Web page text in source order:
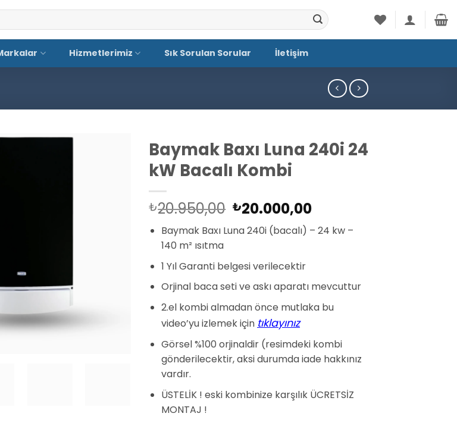
Hizmetlerimiz Sık Sorulan Sorular İletişim
Baymak Baxı Luna 240i 24
kW Bacalı Kombi
₺20.950,00 Orijinal
fiyat:
₺20.950,00.
₺20.000,00Şu
andaki
fiyat:
Baymak Baxı Luna 240i (bacalı) – 24 kw –
140 m² ısıtma
1 Yıl Garanti belgesi verilecektir
Orjinal baca seti ve askı aparatı mevcuttur
2.el kombi almadan önce mutlaka bu
video’yu izlemek için tıklayınız
Görsel %100 orjinaldir (resimdeki kombi
gönderilecektir, aksi durumda iade hakkınız
vardır.
ÜSTELİK ! eski kombinize karşılık ÜCRETSİZ
MONTAJ !